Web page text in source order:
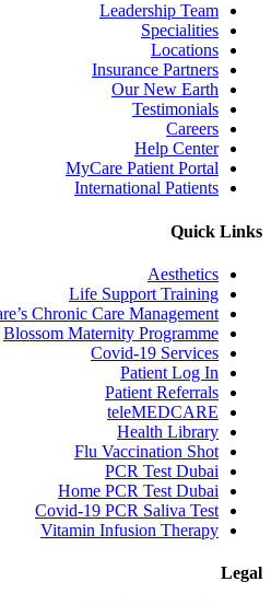
Leadership Team
Specialities
Locations
Insurance Partners
Our New Earth
Testimonials
Careers
Help Center
MyCare Patient Portal
International Patients
Quick Links
Aesthetics
Life Support Training
Chronic Care Management
Blossom Maternity Programme
Covid-19 Services
Patient Log In
Patient Referrals
teleMEDCARE
Health Library
Flu Vaccination Shot
PCR Test Dubai
Home PCR Test Dubai
Covid-19 PCR Saliva Test
Vitamin Infusion Therapy
Legal